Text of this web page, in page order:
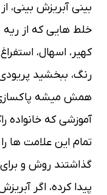
بيني آبريزش بيني،
خلط هايي كه از
كهير، اسهال،
رنگ، ببخشيد
آموزشي كه خانواده
تمام اين علامت ها
گذاشتند روش و
پيدا كرده، اگر